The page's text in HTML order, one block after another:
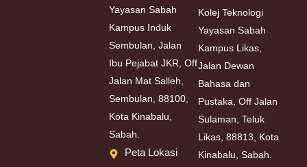
Yayasan Sabah
Kampus Induk
Sembulan, Jalan
Ibu Pejabat JKR, Off
Jalan Mat Salleh,
Sembulan, 88100,
Kota Kinabalu,
Sabah.
Peta Lokasi
Kolej Teknologi
Yayasan Sabah
Kampus Likas,
Jalan Dewan
Bahasa dan
Pustaka, Off Jalan
Sulaman, Teluk
Likas, 88813, Kota
Kinabalu, Sabah.